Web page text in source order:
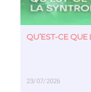
QU’EST-CE QUE
23/07/2026